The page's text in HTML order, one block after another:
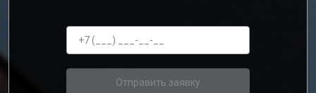
Отправить заявку